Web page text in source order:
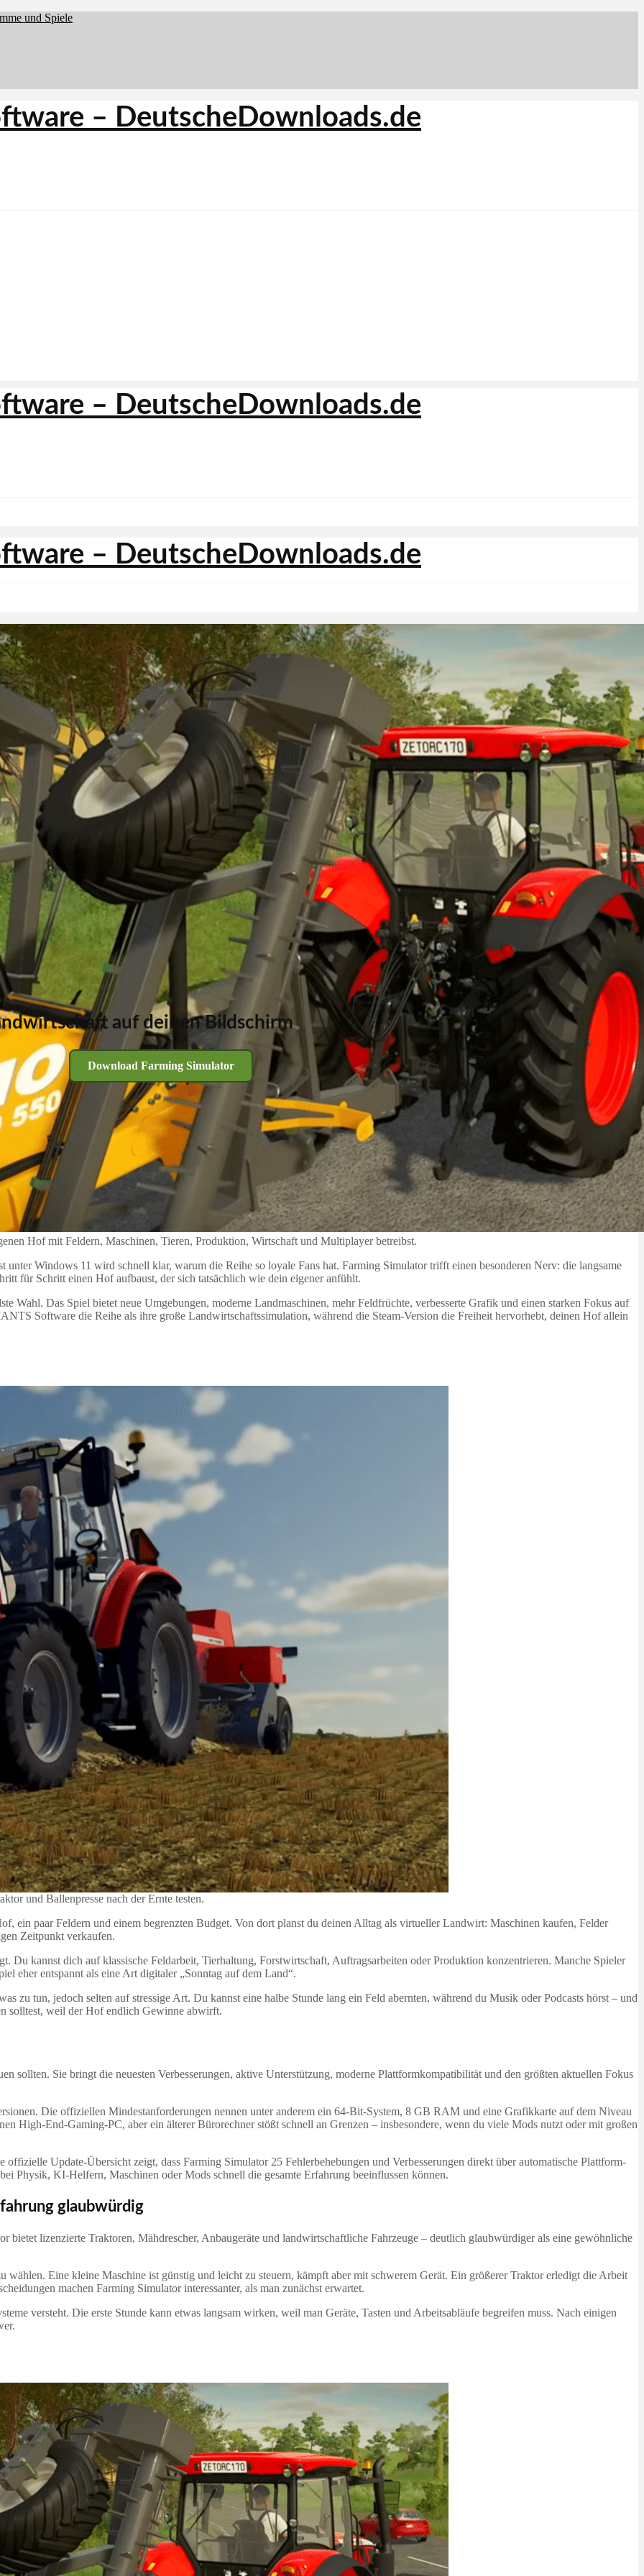
und Spiele
auf deinen Bildschirm
Download Farming Simulator
Hof mit Feldern, Maschinen, Tieren, Produktion, Wirtschaft und Multiplayer betreibst.
Windows 11 wird schnell klar, warum die Reihe so loyale Fans hat. Farming Simulator trifft einen besonderen Nerv: die langsame
für Schritt einen Hof aufbaust, der sich tatsächlich wie dein eigener anfühlt.
Wahl. Das Spiel bietet neue Umgebungen, moderne Landmaschinen, mehr Feldfrüchte, verbesserte Grafik und einen starken Fokus auf
Software die Reihe als ihre große Landwirtschaftssimulation, während die Steam-Version die Freiheit hervorhebt, deinen Hof allein
und Ballenpresse nach der Ernte testen.
ein paar Feldern und einem begrenzten Budget. Von dort planst du deinen Alltag als virtueller Landwirt: Maschinen kaufen, Felder
Zeitpunkt verkaufen.
Du kannst dich auf klassische Feldarbeit, Tierhaltung, Forstwirtschaft, Auftragsarbeiten oder Produktion konzentrieren. Manche Spieler
eher entspannt als eine Art digitaler „Sonntag auf dem Land“.
zu tun, jedoch selten auf stressige Art. Du kannst eine halbe Stunde lang ein Feld abernten, während du Musik oder Podcasts hörst – und
solltest, weil der Hof endlich Gewinne abwirft.
sollten. Sie bringt die neuesten Verbesserungen, aktive Unterstützung, moderne Plattformkompatibilität und den größten aktuellen Fokus
Die offiziellen Mindestanforderungen nennen unter anderem ein 64-Bit-System, 8 GB RAM und eine Grafikkarte auf dem Niveau
High-End-Gaming-PC, aber ein älterer Bürorechner stößt schnell an Grenzen – insbesondere, wenn du viele Mods nutzt oder mit großen
Update-Übersicht zeigt, dass Farming Simulator 25 Fehlerbehebungen und Verbesserungen direkt über automatische Plattform-
Physik, KI-Helfern, Maschinen oder Mods schnell die gesamte Erfahrung beeinflussen können.
glaubwürdig
bietet lizenzierte Traktoren, Mähdrescher, Anbaugeräte und landwirtschaftliche Fahrzeuge – deutlich glaubwürdiger als eine gewöhnliche
Eine kleine Maschine ist günstig und leicht zu steuern, kämpft aber mit schwerem Gerät. Ein größerer Traktor erledigt die Arbeit
machen Farming Simulator interessanter, als man zunächst erwartet.
versteht. Die erste Stunde kann etwas langsam wirken, weil man Geräte, Tasten und Arbeitsabläufe begreifen muss. Nach einigen